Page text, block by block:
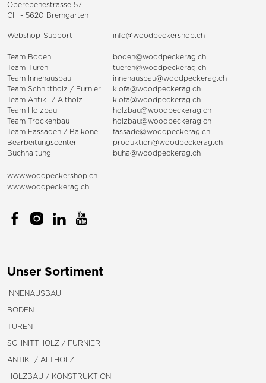
Oberebenestrasse 57
CH - 5620 Bremgarten
Webshop-Support info@woodpeckershop.ch
Team Boden
boden@woodpeckerag.ch
Team Türen
tueren@woodpeckerag.ch
Team Innenausbau
innenausbau@woodpeckerag.ch
Team Schnittholz / Furnier
klofa@woodpeckerag.ch
Team Antik- / Altholz
klofa@woodpeckerag.ch
Team Holzbau
holzbau@woodpeckerag.ch
Team Trockenbau
holzbau@woodpeckerag.ch
Team Fassaden / Balkone
fassade@woodpeckerag.ch
Bearbeitungscenter
produktion@woodpeckerag.ch
Buchhaltung
buha@woodpeckerag.ch
www.woodpeckershop.ch
www.woodpeckerag.ch
Unser Sortiment
INNENAUSBAU
BODEN
TÜREN
SCHNITTHOLZ / FURNIER
ANTIK- / ALTHOLZ
HOLZBAU / KONSTRUKTION